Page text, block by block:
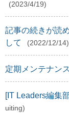
(2023/4/19)
記事の続きが読
して
(2022/12/14)
定期メンテナン
[IT Leaders編集
uiting)